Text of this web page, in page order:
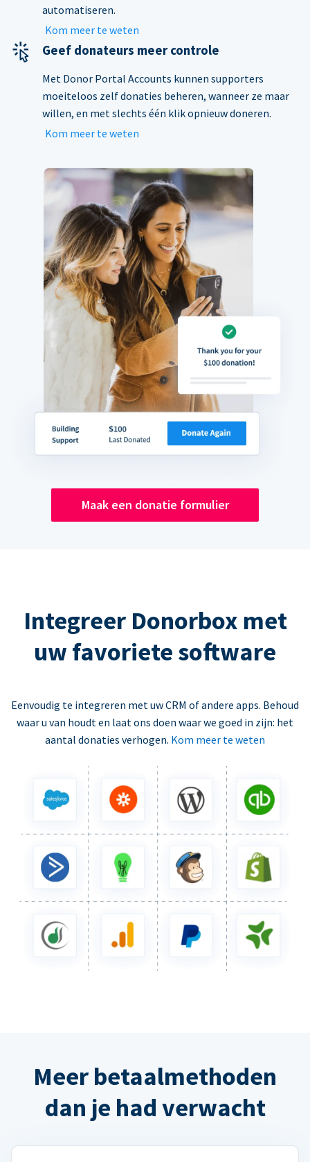
automatiseren.
Kom meer te weten
Geef donateurs meer controle
Met Donor Portal Accounts kunnen supporters
moeiteloos zelf donaties beheren, wanneer ze maar
willen, en met slechts één klik opnieuw doneren.
Kom meer te weten
Maak een donatie formulier
Integreer Donorbox met
uw favoriete software
Eenvoudig te integreren met uw CRM of andere apps. Behoud
waar u van houdt en laat ons doen waar we goed in zijn: het
aantal donaties verhogen. Kom meer te weten
Meer betaalmethoden
dan je had verwacht